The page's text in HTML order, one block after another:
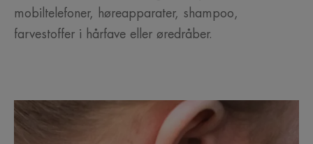
mobiltelefoner, høreapparater, shampoo,
farvestoffer i hårfave eller øredråber.